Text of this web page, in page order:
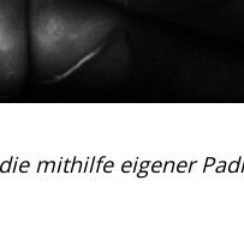
mithilfe eigener